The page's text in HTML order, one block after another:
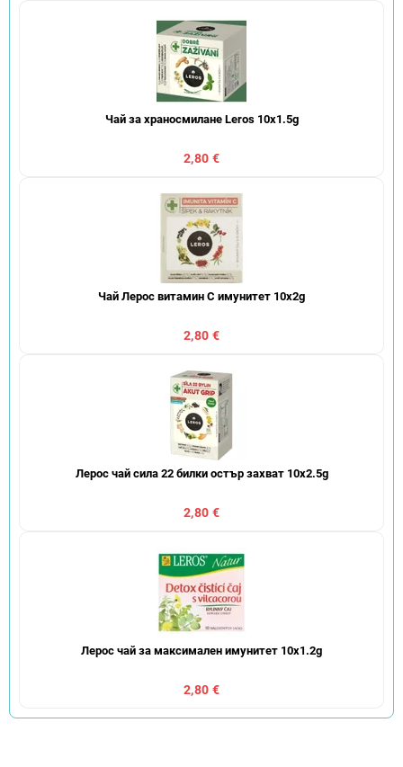
Чай за храносмилане Leros 10x1.5g
2,80 €
Чай Лерос витамин C имунитет 10x2g
2,80 €
Лерос чай сила 22 билки остър захват 10x2.5g
2,80 €
Лерос чай за максимален имунитет 10x1.2g
2,80 €